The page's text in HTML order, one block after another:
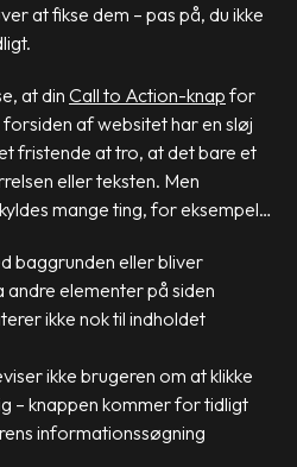
at fikse dem – pas på, du ikke
at din Call to Action-knap for
af websitet har en sløj
fristende at tro, at det bare et
eller teksten. Men
mange ting, for eksempel…
baggrunden eller bliver
elementer på siden
ikke nok til indholdet
ikke brugeren om at klikke
– knappen kommer for tidligt
informationssøgning